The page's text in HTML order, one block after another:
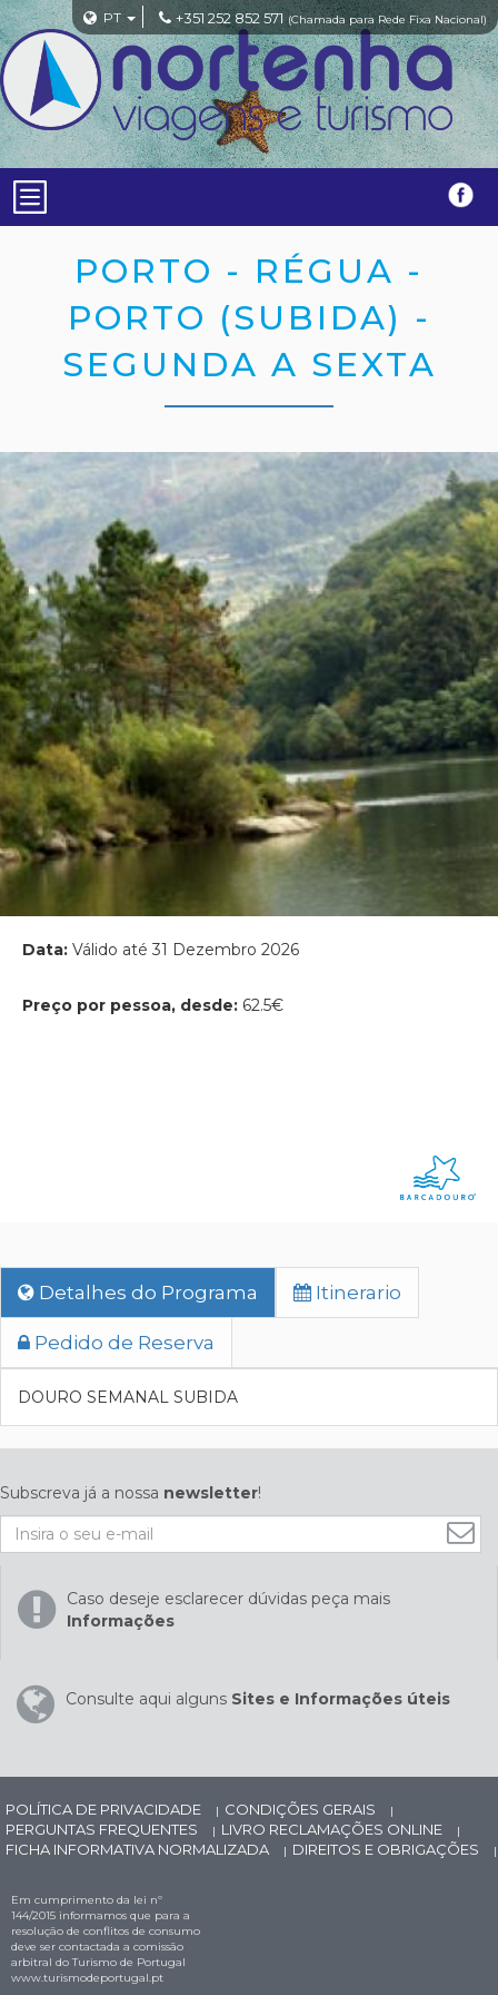
PT +351 252 852 571 (Chamada para Rede Fixa Nacional)
PORTO - RÉGUA -
PORTO (SUBIDA) -
SEGUNDA A SEXTA
Data: Válido até 31 Dezembro 2026
Preço por pessoa, desde: 62.5€
Detalhes do Programa Itinerario
Pedido de Reserva
DOURO SEMANAL SUBIDA
Subscreva já a nossa newsletter!
Caso deseje esclarecer dúvidas peça mais
Informações
Consulte aqui alguns Sites e Informações úteis
POLÍTICA DE PRIVACIDADE | CONDIÇÕES GERAIS |
PERGUNTAS FREQUENTES | LIVRO RECLAMAÇÕES ONLINE |
FICHA INFORMATIVA NORMALIZADA | DIREITOS E OBRIGAÇÕES |
Em cumprimento da lei nº
144/2015 informamos que para a
resolução de conflitos de consumo
deve ser contactada a comissão
arbitral do Turismo de Portugal
www.turismodeportugal.pt